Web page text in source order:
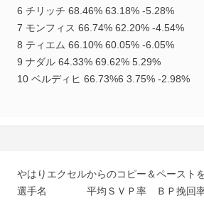
6 チリッチ 68.46% 63.18% -5.28%
7 モンフィス 66.74% 62.20% -4.54%
8 ティエム 66.10% 60.05% -6.05%
9 ナダル 64.33% 69.62% 5.29%
10 ベルディヒ 66.73%6 3.75% -2.98%
やはりエクセルからのコピー＆ペースト
選手名 平均ＳＶＰ率 ＢＰ挽回